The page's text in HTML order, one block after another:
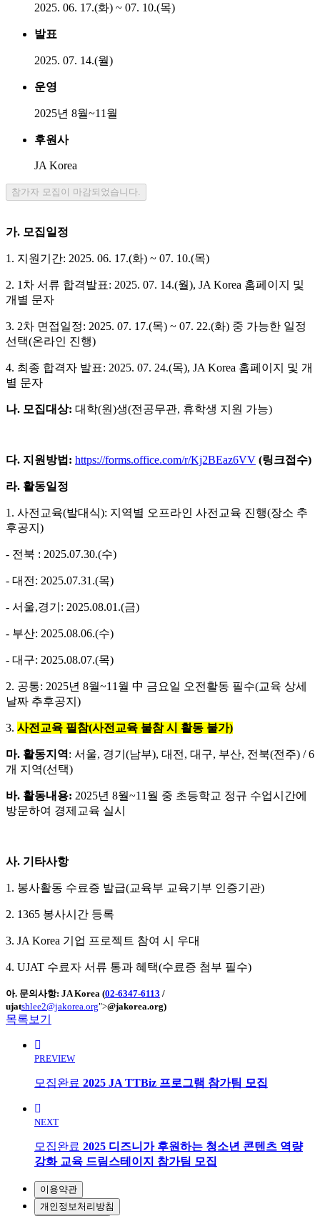
2025. 06. 17.(화) ~ 07. 10.(목)
발표
2025. 07. 14.(월)
운영
2025년 8월~11월
후원사
JA Korea
참가자 모집이 마감되었습니다.
가. 모집일정
1. 지원기간: 2025. 06. 17.(화) ~ 07. 10.(목)
2. 1차 서류 합격발표: 2025. 07. 14.(월), JA Korea 홈페이지 및
개별 문자
3. 2차 면접일정: 2025. 07. 17.(목) ~ 07. 22.(화) 중 가능한 일정
선택(온라인 진행)
4. 최종 합격자 발표: 2025. 07. 24.(목), JA Korea 홈페이지 및 개
별 문자
나. 모집대상: 대학(원)생(전공무관, 휴학생 지원 가능)
다. 지원방법: https://forms.office.com/r/Kj2BEaz6VV (링크접수)
라. 활동일정
1. 사전교육(발대식): 지역별 오프라인 사전교육 진행(장소 추
후공지)
- 전북 : 2025.07.30.(수)
- 대전: 2025.07.31.(목)
- 서울,경기: 2025.08.01.(금)
- 부산: 2025.08.06.(수)
- 대구: 2025.08.07.(목)
2. 공통: 2025년 8월~11월 中 금요일 오전활동 필수(교육 상세
날짜 추후공지)
3. 사전교육 필참(사전교육 불참 시 활동 불가)
마. 활동지역: 서울, 경기(남부), 대전, 대구, 부산, 전북(전주) / 6
개 지역(선택)
바. 활동내용: 2025년 8월~11월 중 초등학교 정규 수업시간에
방문하여 경제교육 실시
사. 기타사항
1. 봉사활동 수료증 발급(교육부 교육기부 인증기관)
2. 1365 봉사시간 등록
3. JA Korea 기업 프로젝트 참여 시 우대
4. UJAT 수료자 서류 통과 혜택(수료증 첨부 필수)
아. 문의사항: JA Korea (02-6347-6113 /
ujatshlee2@jakorea.org">@jakorea.org)
목록보기
PREVIEW
모집완료 2025 JA TTBiz 프로그램 참가팀 모집
NEXT
모집완료 2025 디즈니가 후원하는 청소년 콘텐츠 역량
강화 교육 드림스테이지 참가팀 모집
이용약관
개인정보처리방침